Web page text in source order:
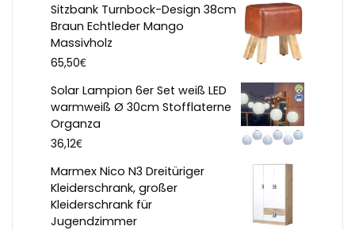
Sitzbank Turnbock-Design 38cm
Braun Echtleder Mango
Massivholz
65,50€
Solar Lampion 6er Set weiß LED
warmweiß Ø 30cm Stofflaterne
Organza
36,12€
Marmex Nico N3 Dreitüriger
Kleiderschrank, großer
Kleiderschrank für
Jugendzimmer